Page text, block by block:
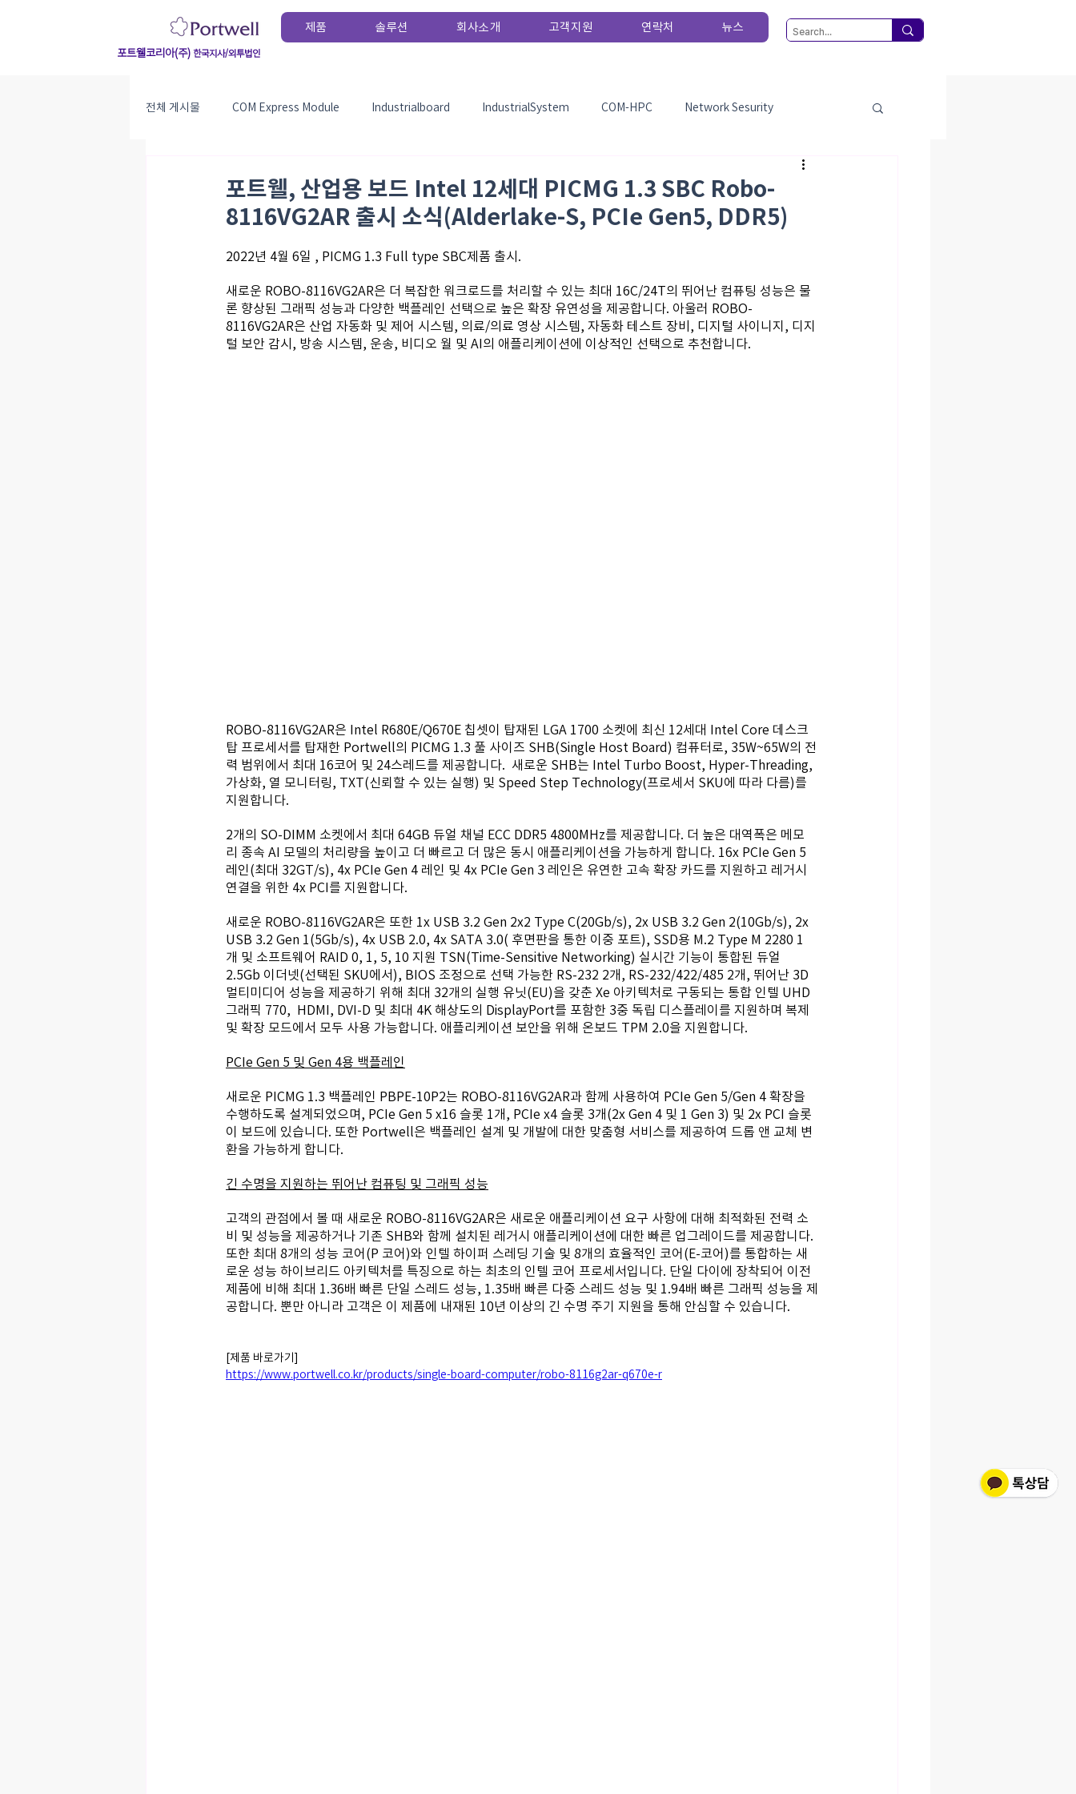
제품 솔루션 회사소개 고객지원 연락처 뉴스
포트웰코리아(주) 한국지사/외투법인
전체 게시물 COM Express Module Industrialboard IndustrialSystem COM-HPC Network Sesurity
newproduct
포트웰, 산업용 보드 Intel 12세대 PICMG 1.3 SBC Robo-
8116VG2AR 출시 소식(Alderlake-S, PCIe Gen5, DDR5)
2022년 4월 6일 , PICMG 1.3 Full type SBC제품 출시.
새로운 ROBO-8116VG2AR은 더 복잡한 워크로드를 처리할 수 있는 최대 16C/24T의 뛰어난 컴퓨팅 성능은 물
론 향상된 그래픽 성능과 다양한 백플레인 선택으로 높은 확장 유연성을 제공합니다. 아울러 ROBO-
8116VG2AR은 산업 자동화 및 제어 시스템, 의료/의료 영상 시스템, 자동화 테스트 장비, 디지털 사이니지, 디지
털 보안 감시, 방송 시스템, 운송, 비디오 월 및 AI의 애플리케이션에 이상적인 선택으로 추천합니다.
ROBO-8116VG2AR은 Intel R680E/Q670E 칩셋이 탑재된 LGA 1700 소켓에 최신 12세대 Intel Core 데스크
탑 프로세서를 탑재한 Portwell의 PICMG 1.3 풀 사이즈 SHB(Single Host Board) 컴퓨터로, 35W~65W의 전
력 범위에서 최대 16코어 및 24스레드를 제공합니다.  새로운 SHB는 Intel Turbo Boost, Hyper-Threading,
가상화, 열 모니터링, TXT(신뢰할 수 있는 실행) 및 Speed Step Technology(프로세서 SKU에 따라 다름)를
지원합니다.
2개의 SO-DIMM 소켓에서 최대 64GB 듀얼 채널 ECC DDR5 4800MHz를 제공합니다. 더 높은 대역폭은 메모
리 종속 AI 모델의 처리량을 높이고 더 빠르고 더 많은 동시 애플리케이션을 가능하게 합니다. 16x PCIe Gen 5
레인(최대 32GT/s), 4x PCIe Gen 4 레인 및 4x PCIe Gen 3 레인은 유연한 고속 확장 카드를 지원하고 레거시
연결을 위한 4x PCI를 지원합니다.
새로운 ROBO-8116VG2AR은 또한 1x USB 3.2 Gen 2x2 Type C(20Gb/s), 2x USB 3.2 Gen 2(10Gb/s), 2x
USB 3.2 Gen 1(5Gb/s), 4x USB 2.0, 4x SATA 3.0( 후면판을 통한 이중 포트), SSD용 M.2 Type M 2280 1
개 및 소프트웨어 RAID 0, 1, 5, 10 지원 TSN(Time-Sensitive Networking) 실시간 기능이 통합된 듀얼
2.5Gb 이더넷(선택된 SKU에서), BIOS 조정으로 선택 가능한 RS-232 2개, RS-232/422/485 2개, 뛰어난 3D
멀티미디어 성능을 제공하기 위해 최대 32개의 실행 유닛(EU)을 갖춘 Xe 아키텍처로 구동되는 통합 인텔 UHD
그래픽 770,  HDMI, DVI-D 및 최대 4K 해상도의 DisplayPort를 포함한 3중 독립 디스플레이를 지원하며 복제
및 확장 모드에서 모두 사용 가능합니다. 애플리케이션 보안을 위해 온보드 TPM 2.0을 지원합니다.
PCIe Gen 5 및 Gen 4용 백플레인
새로운 PICMG 1.3 백플레인 PBPE-10P2는 ROBO-8116VG2AR과 함께 사용하여 PCIe Gen 5/Gen 4 확장을
수행하도록 설계되었으며, PCIe Gen 5 x16 슬롯 1개, PCIe x4 슬롯 3개(2x Gen 4 및 1 Gen 3) 및 2x PCI 슬롯
이 보드에 있습니다. 또한 Portwell은 백플레인 설계 및 개발에 대한 맞춤형 서비스를 제공하여 드롭 앤 교체 변
환을 가능하게 합니다.
긴 수명을 지원하는 뛰어난 컴퓨팅 및 그래픽 성능
고객의 관점에서 볼 때 새로운 ROBO-8116VG2AR은 새로운 애플리케이션 요구 사항에 대해 최적화된 전력 소
비 및 성능을 제공하거나 기존 SHB와 함께 설치된 레거시 애플리케이션에 대한 빠른 업그레이드를 제공합니다.
또한 최대 8개의 성능 코어(P 코어)와 인텔 하이퍼 스레딩 기술 및 8개의 효율적인 코어(E-코어)를 통합하는 새
로운 성능 하이브리드 아키텍처를 특징으로 하는 최초의 인텔 코어 프로세서입니다. 단일 다이에 장착되어 이전
제품에 비해 최대 1.36배 빠른 단일 스레드 성능, 1.35배 빠른 다중 스레드 성능 및 1.94배 빠른 그래픽 성능을 제
공합니다. 뿐만 아니라 고객은 이 제품에 내재된 10년 이상의 긴 수명 주기 지원을 통해 안심할 수 있습니다.
[제품 바로가기]
https://www.portwell.co.kr/products/single-board-computer/robo-8116g2ar-q670e-r